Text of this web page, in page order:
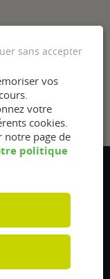
vos
votre
cookies.
notre page de
politique
sans accepter